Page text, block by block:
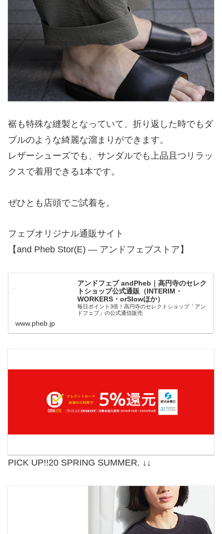
裾も特殊な縫製となっていて、折り返した時でもダ
ブルのような綺麗な溜まりができます。
レザーシューズでも、サンダルでも上品且つリラッ
クスで着用できる1本です。
ぜひとも店頭でご試着を。
フェブオリジナル通販サイト
【and Pheb Stor(E) — アンドフェブストア】
アンドフェブ andPheb｜高円寺のセレク
トショップ公式通販（INTERIM・
WORKERS・orSlowほか）
毎日ポイント3倍！高円寺のセレクトショップ「アン
ドフェブ」の公式通信販売
www.pheb.jp
PICK UP!!20 SPRING SUMMER. ↓↓